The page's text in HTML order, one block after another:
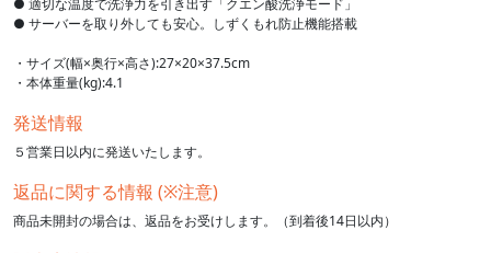
● サーバーを取り外しても安心。しずくもれ防止機能搭載
・サイズ(幅×奥行×高さ):27×20×37.5cm
・本体重量(kg):4.1
発送情報
５営業日以内に発送いたします。
返品に関する情報 (※注意)
商品未開封の場合は、返品をお受けします。（到着後14日以内）